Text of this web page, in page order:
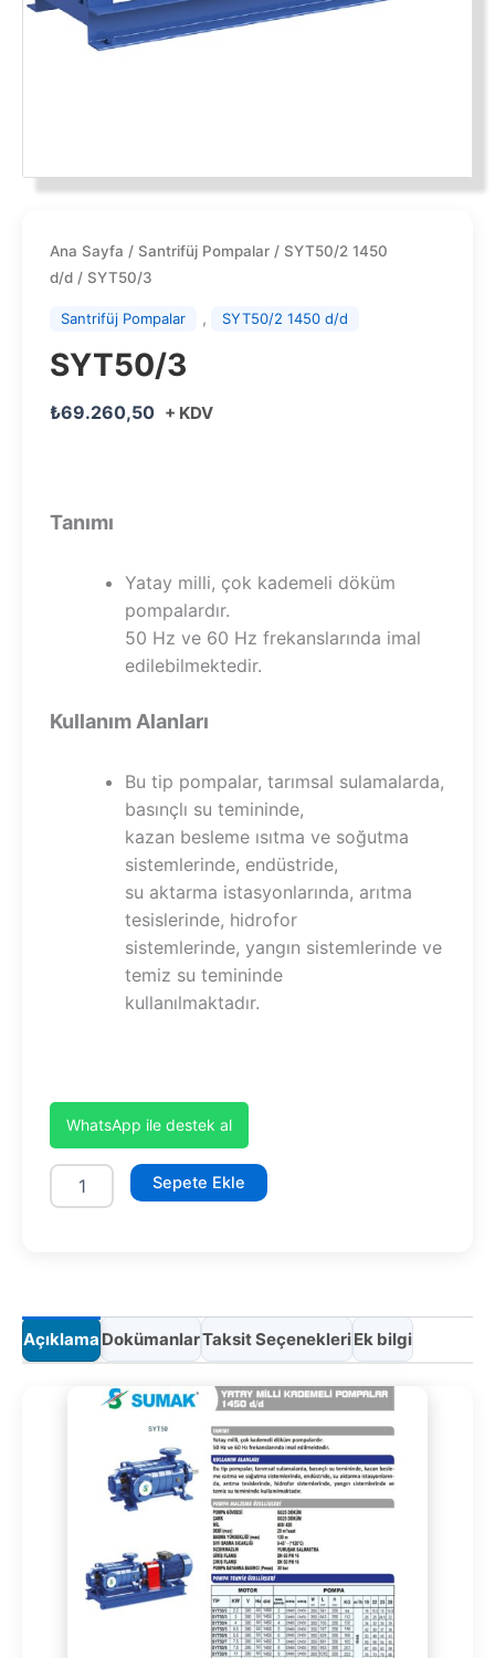
Ana Sayfa / Santrifüj Pompalar / SYT50/2 1450
d/d / SYT50/3
Santrifüj Pompalar , SYT50/2 1450 d/d
SYT50/3
₺69.260,50 + KDV
Tanımı
Yatay milli, çok kademeli döküm
pompalardır.
50 Hz ve 60 Hz frekanslarında imal
edilebilmektedir.
Kullanım Alanları
Bu tip pompalar, tarımsal sulamalarda,
basınçlı su temininde,
kazan besleme ısıtma ve soğutma
sistemlerinde, endüstride,
su aktarma istasyonlarında, arıtma
tesislerinde, hidrofor
sistemlerinde, yangın sistemlerinde ve
temiz su temininde
kullanılmaktadır.
WhatsApp ile destek al
SYT50/3
Sepete Ekle
Açıklama DokümanlarTaksit SeçenekleriEk bilgi